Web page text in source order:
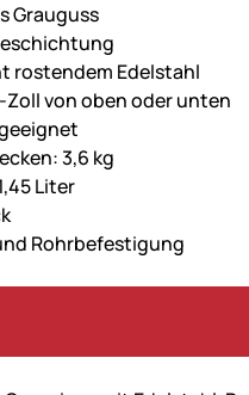
Grauguss
rostendem Edelstahl
Zoll von oben oder unten
3,6 kg
Liter
Rohrbefestigung